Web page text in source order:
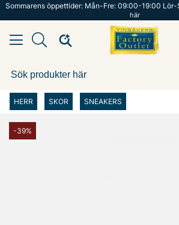
Sommarens öppettider: Mån-Fre: 09:00-19:00
här
HERR SKOR SNEAKERS
-39%